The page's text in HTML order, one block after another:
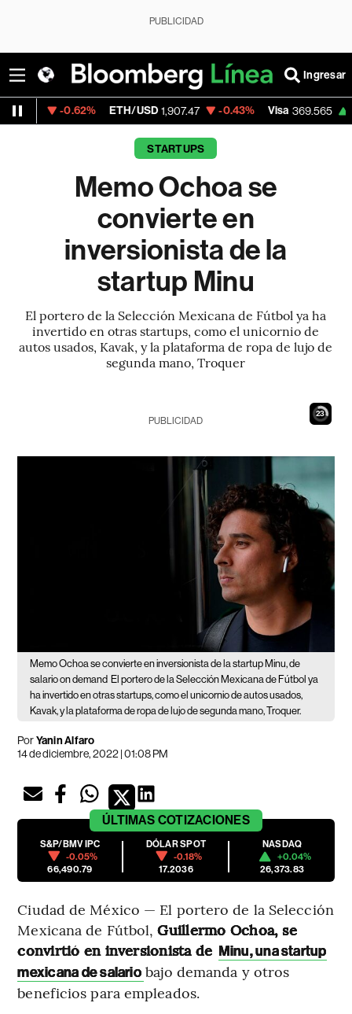
PUBLICIDAD
Ingresar
ETH/USD 1,907.47 -0.43% Visa 369.565 +0.28%
STARTUPS
Memo Ochoa se
convierte en
inversionista de la
startup Minu
El portero de la Selección Mexicana de Fútbol ya ha
invertido en otras startups, como el unicornio de
autos usados, Kavak, y la plataforma de ropa de lujo de
segunda mano, Troquer
22
PUBLICIDAD
Memo Ochoa se convierte en inversionista de la startup Minu, de
salario on demand El portero de la Selección Mexicana de Fútbol ya
ha invertido en otras startups, como el unicornio de autos usados,
Kavak, y la plataforma de ropa de lujo de segunda mano, Troquer.
PorYanin Alfaro
14 de diciembre, 2022 | 01:08 PM
ÚLTIMAS COTIZACIONES
S&P/BMV IPC
-0.05%
66,490.79
DÓLAR SPOT
-0.18%
17.2036
NASDAQ
+0.04%
26,373.83
Ciudad de México — El portero de la Selección
Mexicana de Fútbol,Guillermo Ochoa, se
convirtió en inversionista de Minu, una startup
mexicana de salario bajo demanda y otros
beneficios para empleados.